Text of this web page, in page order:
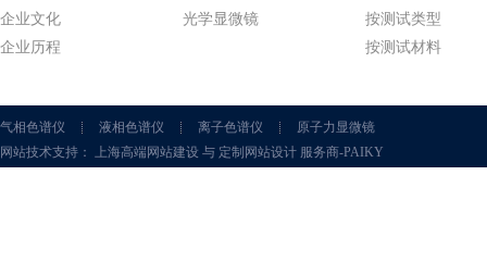
企业文化
企业历程
光学显微镜
按测试类型
按测试材料
气相色谱仪 液相色谱仪 离子色谱仪
原子力显微镜
网站技术支持： 上海高端网站建设 与 定制网站设计 服务商-PAIKY